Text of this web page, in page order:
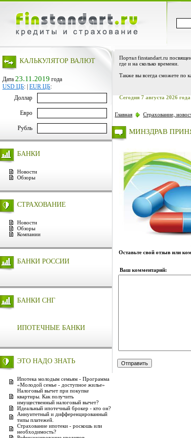
КАЛЬКУЛЯТОР ВАЛЮТ
Дата 23.11.2019 года
USD ЦБ: EUR ЦБ:
Доллар
Евро
Рубль
БАНКИ
Новости
Обзоры
СТРАХОВАНИЕ
Новости
Обзоры
Компании
БАНКИ РОССИИ
БАНКИ СНГ
ИПОТЕЧНЫЕ БАНКИ
ЭТО НАДО ЗНАТЬ
Ипотека молодым семьям - Программа
«Молодой семье - доступное жилье»
Налоговый вычет при покупке
квартиры. Как получить
имущественный налоговый вычет?
Идеальный ипотечный брокер - кто он?
Аннуитетный и дифференцированный
типы платежей.
Страхование ипотеки - роскошь или
необходимость?
Портал finstandart.ru
где и на сколько времени.
Также вы всегда сможете по
Сегодня 7 августа 2026 года
Главная Страхование,
МИНЗДРАВ
Оставьте свой отзыв или
Ваш комментарий: